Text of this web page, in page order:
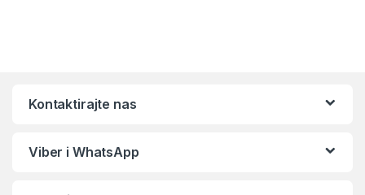
Kontaktirajte nas
Viber i WhatsApp